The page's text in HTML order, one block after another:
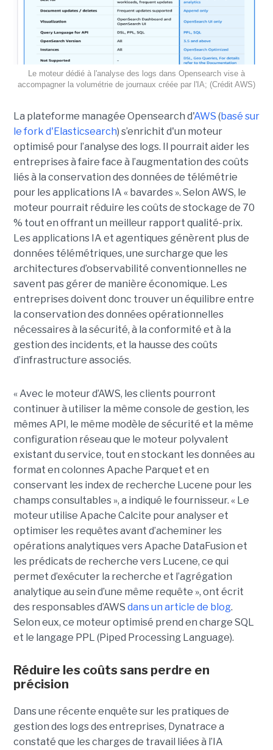
Le moteur dédié à l'analyse des logs dans Opensearch vise à
accompagner la volumétrie de journaux créée par l'IA; (Crédit AWS)
La plateforme managée Opensearch d'AWS (basé sur
le fork d'Elasticsearch) s’enrichit d'un moteur
optimisé pour l’analyse des logs. Il pourrait aider les
entreprises à faire face à l’augmentation des coûts
liés à la conservation des données de télémétrie
pour les applications IA « bavardes ». Selon AWS, le
moteur pourrait réduire les coûts de stockage de 70
% tout en offrant un meilleur rapport qualité-prix.
Les applications IA et agentiques génèrent plus de
données télémétriques, une surcharge que les
architectures d’observabilité conventionnelles ne
savent pas gérer de manière économique. Les
entreprises doivent donc trouver un équilibre entre
la conservation des données opérationnelles
nécessaires à la sécurité, à la conformité et à la
gestion des incidents, et la hausse des coûts
d’infrastructure associés.
« Avec le moteur d’AWS, les clients pourront
continuer à utiliser la même console de gestion, les
mêmes API, le même modèle de sécurité et la même
configuration réseau que le moteur polyvalent
existant du service, tout en stockant les données au
format en colonnes Apache Parquet et en
conservant les index de recherche Lucene pour les
champs consultables », a indiqué le fournisseur. « Le
moteur utilise Apache Calcite pour analyser et
optimiser les requêtes avant d’acheminer les
opérations analytiques vers Apache DataFusion et
les prédicats de recherche vers Lucene, ce qui
permet d’exécuter la recherche et l’agrégation
analytique au sein d’une même requête », ont écrit
des responsables d’AWS dans un article de blog.
Selon eux, ce moteur optimisé prend en charge SQL
et le langage PPL (Piped Processing Language).
Réduire les coûts sans perdre en
précision
Dans une récente enquête sur les pratiques de
gestion des logs des entreprises, Dynatrace a
constaté que les charges de travail liées à l’IA